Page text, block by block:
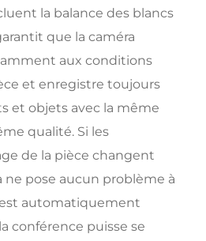
la balance des blancs
que la caméra
aux conditions
et enregistre toujours
et objets avec la même
qualité. Si les
de la pièce changent
pose aucun problème à
est automatiquement
conférence puisse se